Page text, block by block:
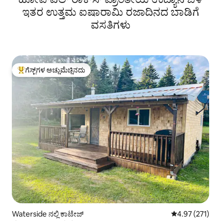
ಇತರ ಉತ್ತಮ ಐಷಾರಾಮಿ ರಜಾದಿನದ ಬಾಡಿಗೆ
ವಸತಿಗಳು
ಗೆಸ್ಟ್‌ಗಳಿಗೆ ಅತಿ ಹೆಚ್ಚು ಅಚ್ಚುಮೆಚ್ಚಿನದು
ಗೆಸ್ಟ್‌ಗಳ ಅಚ್ಚುಮೆಚ್ಚಿನದು
Waterside ನಲ್ಲಿ ಕಾಟೇಜ್ 5 ರಲ್ಲಿ 4.97
4.97 (271)